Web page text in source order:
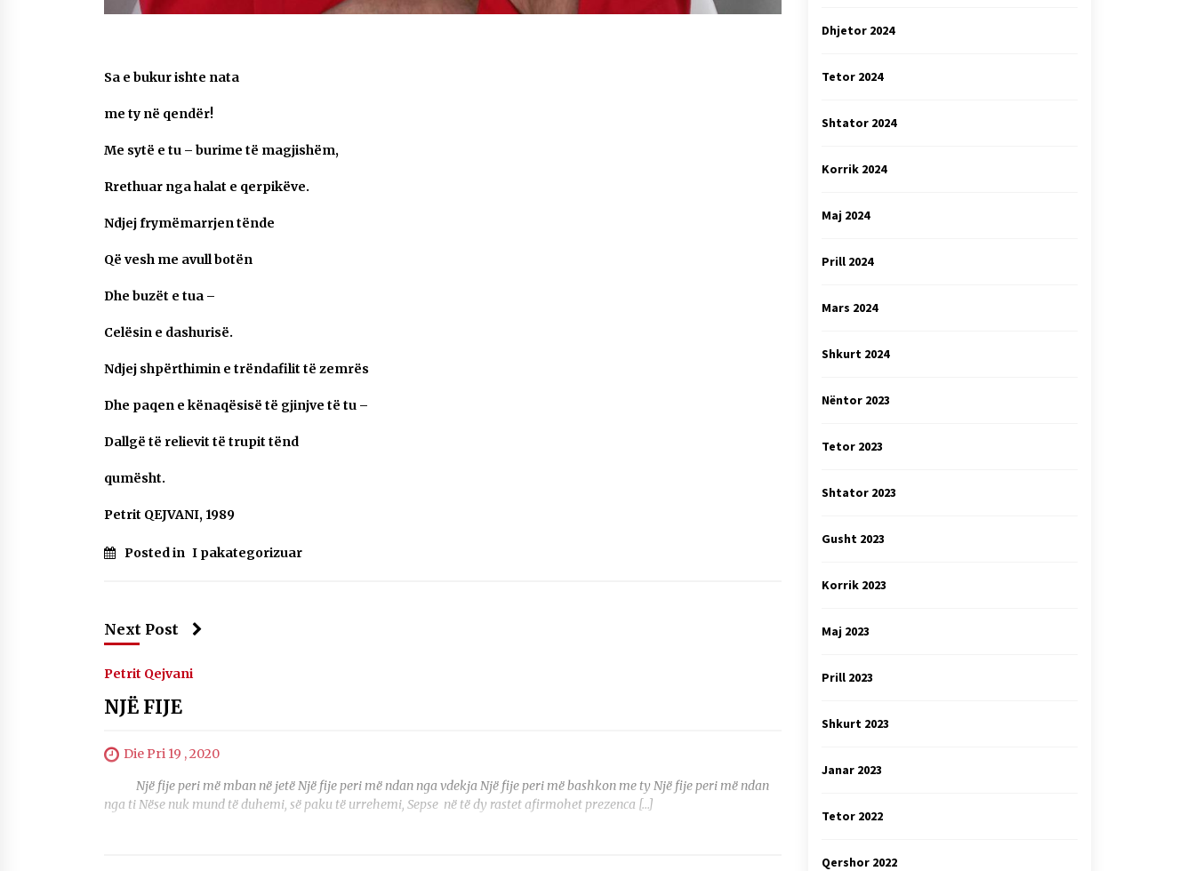
Sa e bukur ishte nata
me ty në qendër!
Me sytë e tu – burime të magjishëm,
Rrethuar nga halat e qerpikëve.
Ndjej frymëmarrjen tënde
Që vesh me avull botën
Dhe buzët e tua –
Celësin e dashurisë.
Ndjej shpërthimin e trëndafilit të zemrës
Dhe paqen e kënaqësisë të gjinjve të tu –
Dallgë të relievit të trupit tënd
qumësht.
Petrit QEJVANI, 1989
Posted in I pakategorizuar
Next Post
Petrit Qejvani
NJË FIJE
Die Pri 19 , 2020
Një fije peri më mban në jetë Një fije peri më ndan nga vdekja Një fije peri më bashkon me ty Një fije peri më ndan
nga ti Nëse nuk mund të duhemi, së paku të urrehemi, Sepse në të dy rastet afirmohet prezenca […]
Dhjetor 2024
Tetor 2024
Shtator 2024
Korrik 2024
Maj 2024
Prill 2024
Mars 2024
Shkurt 2024
Nëntor 2023
Tetor 2023
Shtator 2023
Gusht 2023
Korrik 2023
Maj 2023
Prill 2023
Shkurt 2023
Janar 2023
Tetor 2022
Qershor 2022